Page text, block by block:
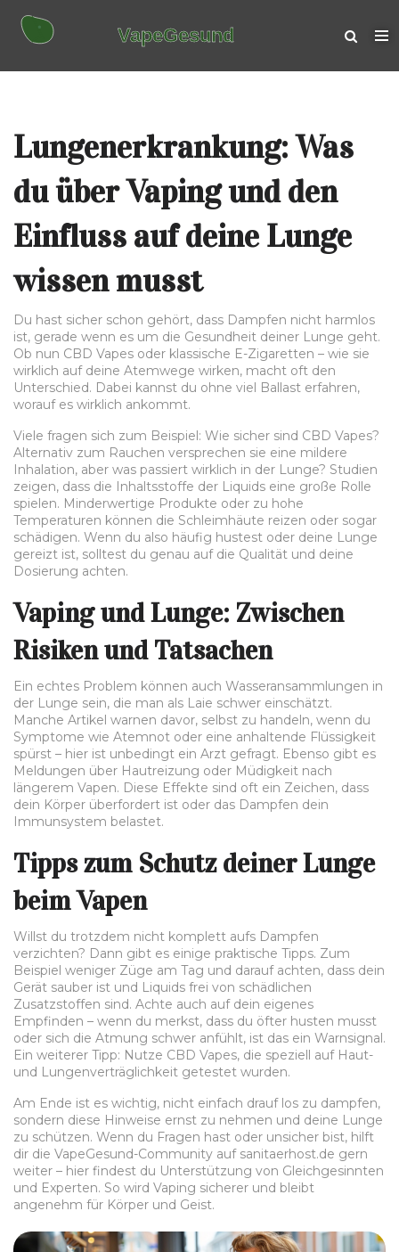
Lungenerkrankung: Was
du über Vaping und den
Einfluss auf deine Lunge
wissen musst
Du hast sicher schon gehört, dass Dampfen nicht harmlos
ist, gerade wenn es um die Gesundheit deiner Lunge geht.
Ob nun CBD Vapes oder klassische E-Zigaretten – wie sie
wirklich auf deine Atemwege wirken, macht oft den
Unterschied. Dabei kannst du ohne viel Ballast erfahren,
worauf es wirklich ankommt.
Viele fragen sich zum Beispiel: Wie sicher sind CBD Vapes?
Alternativ zum Rauchen versprechen sie eine mildere
Inhalation, aber was passiert wirklich in der Lunge? Studien
zeigen, dass die Inhaltsstoffe der Liquids eine große Rolle
spielen. Minderwertige Produkte oder zu hohe
Temperaturen können die Schleimhäute reizen oder sogar
schädigen. Wenn du also häufig hustest oder deine Lunge
gereizt ist, solltest du genau auf die Qualität und deine
Dosierung achten.
Vaping und Lunge: Zwischen
Risiken und Tatsachen
Ein echtes Problem können auch Wasseransammlungen in
der Lunge sein, die man als Laie schwer einschätzt.
Manche Artikel warnen davor, selbst zu handeln, wenn du
Symptome wie Atemnot oder eine anhaltende Flüssigkeit
spürst – hier ist unbedingt ein Arzt gefragt. Ebenso gibt es
Meldungen über Hautreizung oder Müdigkeit nach
längerem Vapen. Diese Effekte sind oft ein Zeichen, dass
dein Körper überfordert ist oder das Dampfen dein
Immunsystem belastet.
Tipps zum Schutz deiner Lunge
beim Vapen
Willst du trotzdem nicht komplett aufs Dampfen
verzichten? Dann gibt es einige praktische Tipps. Zum
Beispiel weniger Züge am Tag und darauf achten, dass dein
Gerät sauber ist und Liquids frei von schädlichen
Zusatzstoffen sind. Achte auch auf dein eigenes
Empfinden – wenn du merkst, dass du öfter husten musst
oder sich die Atmung schwer anfühlt, ist das ein Warnsignal.
Ein weiterer Tipp: Nutze CBD Vapes, die speziell auf Haut-
und Lungenverträglichkeit getestet wurden.
Am Ende ist es wichtig, nicht einfach drauf los zu dampfen,
sondern diese Hinweise ernst zu nehmen und deine Lunge
zu schützen. Wenn du Fragen hast oder unsicher bist, hilft
dir die VapeGesund-Community auf sanitaerhost.de gern
weiter – hier findest du Unterstützung von Gleichgesinnten
und Experten. So wird Vaping sicherer und bleibt
angenehm für Körper und Geist.